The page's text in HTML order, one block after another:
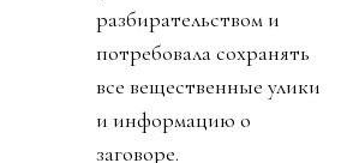
разбирательством и
потребовала сохранять
все вещественные улики
и информацию о
заговоре.